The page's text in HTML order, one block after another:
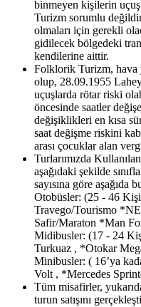
binmeyen kişilerin
Turizm sorumlu
olmaları için gerekli
gidilecek bölgedeki
kendilerine aittir.
Folklorik Turizm, hava
olup, 28.09.1955
uçuşlarda rötar riski
öncesinde saatler
değişiklikleri en kısa
saat değişme riskini
arası çocuklar alan
Turlarımızda
aşağıdaki şekilde
sayısına göre
Otobüsler: (25 - 46 Kişi
Travego/Tourismo
Safir/Maraton *Man
Midibusler: (17 - 24
Turkuaz , *Otokar
Minibusler: ( 16’ya
Volt , *Mercedes
Tüm misafirler,
turun satışını